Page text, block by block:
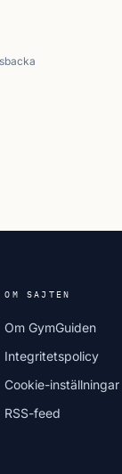
OM SAJTEN
Om GymGuiden
Integritetspolicy
Cookie-inställningar
RSS-feed